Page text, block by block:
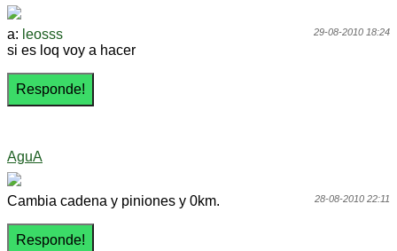
29-08-2010 18:24
a: leosss
si es loq voy a hacer
AguA
28-08-2010 22:11
Cambia cadena y piniones y 0km.